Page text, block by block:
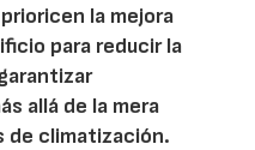
la mejora
para reducir la
allá de la mera
de climatización.